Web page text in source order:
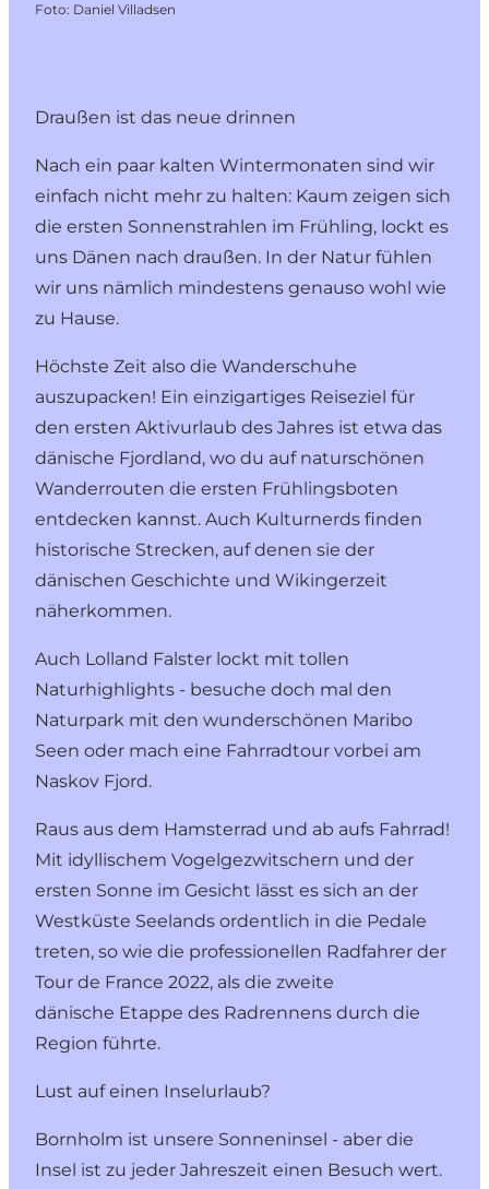
Foto: Daniel Villadsen
Draußen ist das neue drinnen
Nach ein paar kalten Wintermonaten sind wir
einfach nicht mehr zu halten: Kaum zeigen sich
die ersten Sonnenstrahlen im Frühling, lockt es
uns Dänen nach draußen. In der Natur fühlen
wir uns nämlich mindestens genauso wohl wie
zu Hause.
Höchste Zeit also die Wanderschuhe
auszupacken! Ein einzigartiges Reiseziel für
den ersten Aktivurlaub des Jahres ist etwa das
dänische Fjordland, wo du auf naturschönen
Wanderrouten die ersten Frühlingsboten
entdecken kannst. Auch Kulturnerds finden
historische Strecken, auf denen sie der
dänischen Geschichte und Wikingerzeit
näherkommen.
Auch Lolland Falster lockt mit tollen
Naturhighlights - besuche doch mal den
Naturpark mit den wunderschönen Maribo
Seen oder mach eine Fahrradtour vorbei am
Naskov Fjord.
Raus aus dem Hamsterrad und ab aufs Fahrrad!
Mit idyllischem Vogelgezwitschern und der
ersten Sonne im Gesicht lässt es sich an der
Westküste Seelands ordentlich in die Pedale
treten, so wie die professionellen Radfahrer der
Tour de France 2022, als die zweite
dänische Etappe des Radrennens durch die
Region führte.
Lust auf einen Inselurlaub?
Bornholm ist unsere Sonneninsel - aber die
Insel ist zu jeder Jahreszeit einen Besuch wert.